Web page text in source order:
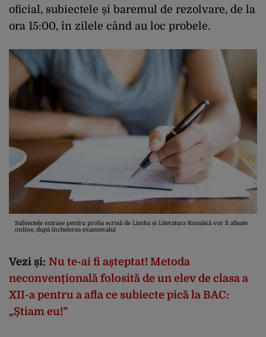
oficial, subiectele și baremul de rezolvare, de la
ora 15:00, în zilele când au loc probele.
Subiectele extrase pentru proba scrisă de Limba și Literatura Română vor fi afișate
online, după încheierea examenului
Vezi și: Nu te-ai fi așteptat! Metoda
neconvențională folosită de un elev de clasa a
XII-a pentru a afla ce subiecte pică la BAC:
„Știam eu!”